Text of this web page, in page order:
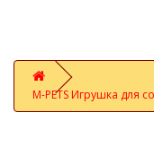
M-PETS Игрушка для